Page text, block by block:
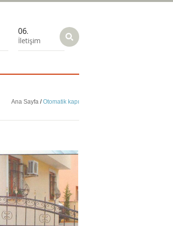
İletişim
Ana Sayfa /Otomatik kapı